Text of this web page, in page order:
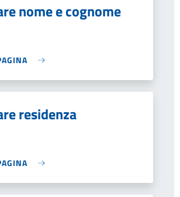
nome e cognome
residenza